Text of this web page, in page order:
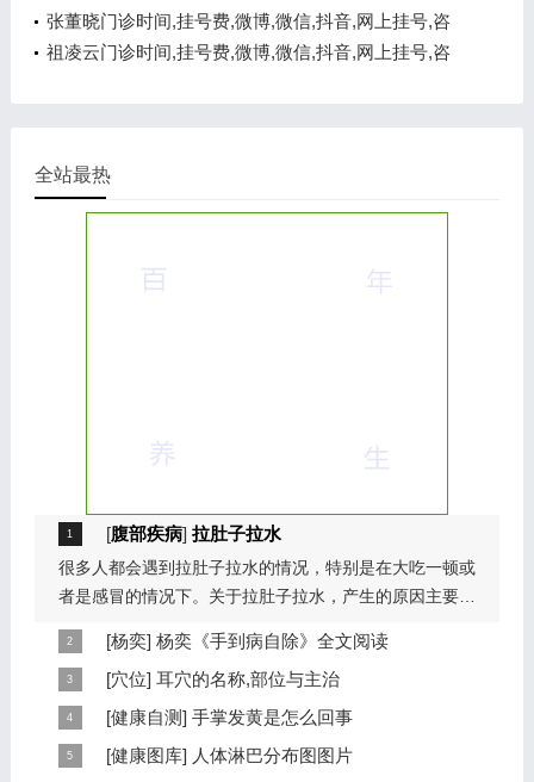
询电话,在线咨询
张董晓门诊时间,挂号费,微博,微信,抖音,网上挂号,咨
询电话,在线咨询
祖凌云门诊时间,挂号费,微博,微信,抖音,网上挂号,咨
全站最热
[腹部疾病] 拉肚子拉水
很多人都会遇到拉肚子拉水的情况，特别是在大吃一顿或
者是感冒的情况下。关于拉肚子拉水，产生的原因主要是
因为饮食问题，或者是因为肠胃问题。本页包...
[杨奕] 杨奕《手到病自除》全文阅读
本页提供杨奕手到病自除全文阅读。包括完整目录、共计
6大章，66个小节的详细内容。涉及到全身的各个反射
区，以及自然疗法、反射区疗法、食疗等。另外...
[穴位] 耳穴的名称,部位与主治
耳穴在耳郭的分布有一定规律，耳穴在耳郭的分布犹如一
个倒置在子宫内的胎儿，头部朝下，臀部朝上。其分布的
规律是，与面颊相应的穴位在耳垂；与上肢相...
[健康自测] 手掌发黄是怎么回事
手掌发黄，一般是血管内血液不充盈或是皮肤营养不良的
[健康图库] 人体淋巴分布图图片